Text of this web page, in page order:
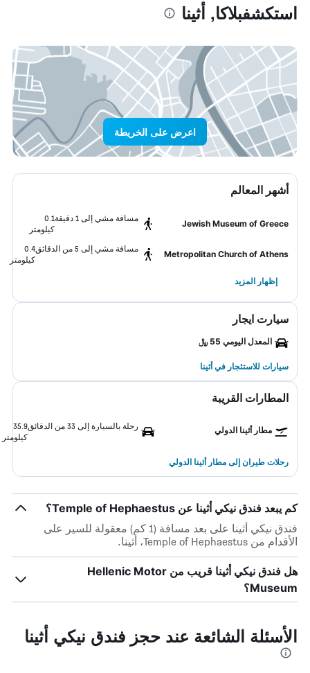
استكشفبلاكا, أثينا
اعرض على الخريطة
أشهر المعالم
Jewish Museum of Greece
مسافة مشي إلى 1 دقيقة
0.1
كيلومتر
Metropolitan Church of Athens
مسافة مشي إلى 5 من الدقائق
0.4
كيلومتر
إظهار المزيد
سيارت ايجار
المعدل اليومي 55 ﷼
سيارات للاستئجار في أثينا
المطارات القريبة
مطار أثينا الدولي رحلة بالسيارة إلى 33 من الدقائق
35.9
كيلومتر
رحلات طيران إلى مطار أثينا الدولي
كم يبعد فندق نيكي أثينا عن Temple of Hephaestus؟
فندق نيكي أثينا على بعد مسافة (1 كم) معقولة للسير على
الأقدام من Temple of Hephaestus، أثينا.
هل فندق نيكي أثينا قريب من Hellenic Motor
Museum؟
الأسئلة الشائعة عند حجز فندق نيكي أثينا